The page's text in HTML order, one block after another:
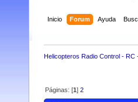
Inicio Forum Ayuda
Helicopteros Radio Control - RC
Páginas: [1]2